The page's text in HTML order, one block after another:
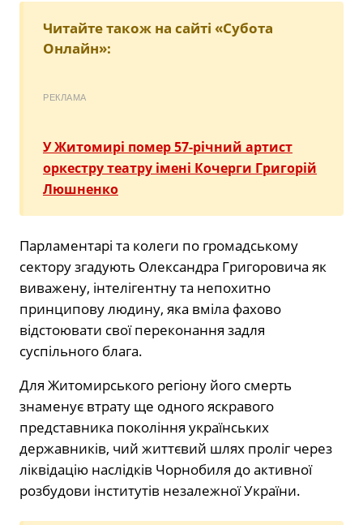
Читайте також на сайті «Субота
Онлайн»:
РЕКЛАМА
У Житомирі помер 57-річний артист
оркестру театру імені Кочерги Григорій
Люшненко
Парламентарі та колеги по громадському
сектору згадують Олександра Григоровича як
виважену, інтелігентну та непохитно
принципову людину, яка вміла фахово
відстоювати свої переконання задля
суспільного блага.
Для Житомирського регіону його смерть
знаменує втрату ще одного яскравого
представника покоління українських
державників, чий життєвий шлях проліг через
ліквідацію наслідків Чорнобиля до активної
розбудови інститутів незалежної України.